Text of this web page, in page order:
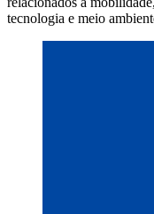
tecnologia e meio